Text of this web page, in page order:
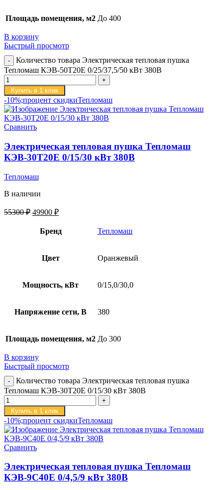
Площадь помещения, м2 До 400
В корзину
Быстрый просмотр
Количество товара Электрическая тепловая пушка
Тепломаш КЭВ-50Т20Е 0/25/37,5/50 кВт 380В
Купить в 1 клик
-10%;процент скидкиТепломаш
Сравнить
Электрическая тепловая пушка Тепломаш
КЭВ-30Т20Е 0/15/30 кВт 380В
Тепломаш
В наличии
55300₽ 49900 ₽
Бренд Тепломаш
Цвет Оранжевый
Мощность, кВт 0/15,0/30,0
Напряжение сети, В 380
Площадь помещения, м2 До 300
В корзину
Быстрый просмотр
Количество товара Электрическая тепловая пушка
Тепломаш КЭВ-30Т20Е 0/15/30 кВт 380В
Купить в 1 клик
-10%;процент скидкиТепломаш
Сравнить
Электрическая тепловая пушка Тепломаш
КЭВ-9С40Е 0/4,5/9 кВт 380В